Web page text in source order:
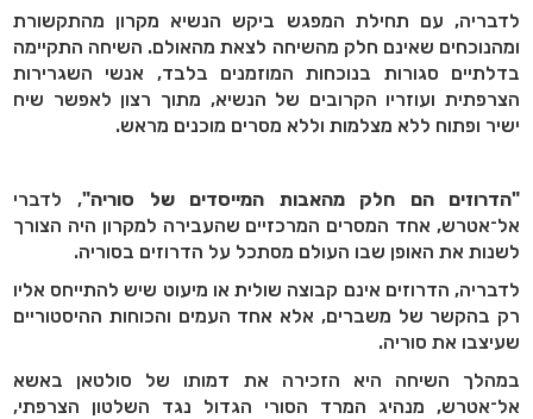
לדבריה, עם תחילת המפגש ביקש הנשיא מקרון מהתקשורת
ומהנוכחים שאינם חלק מהשיחה לצאת מהאולם. השיחה התקיימה
בדלתיים סגורות בנוכחות המוזמנים בלבד, אנשי השגרירות
הצרפתית ועוזריו הקרובים של הנשיא, מתוך רצון לאפשר שיח
ישיר ופתוח ללא מצלמות וללא מסרים מוכנים מראש.
"הדרוזים הם חלק מהאבות המייסדים של סוריה", לדברי
אל־אטרש, אחד המסרים המרכזיים שהעבירה למקרון היה הצורך
לשנות את האופן שבו העולם מסתכל על הדרוזים בסוריה.
לדבריה, הדרוזים אינם קבוצה שולית או מיעוט שיש להתייחס אליו
רק בהקשר של משברים, אלא אחד העמים והכוחות ההיסטוריים
שעיצבו את סוריה.
במהלך השיחה היא הזכירה את דמותו של סולטאן באשא
אל־אטרש, מנהיג המרד הסורי הגדול נגד השלטון הצרפתי,